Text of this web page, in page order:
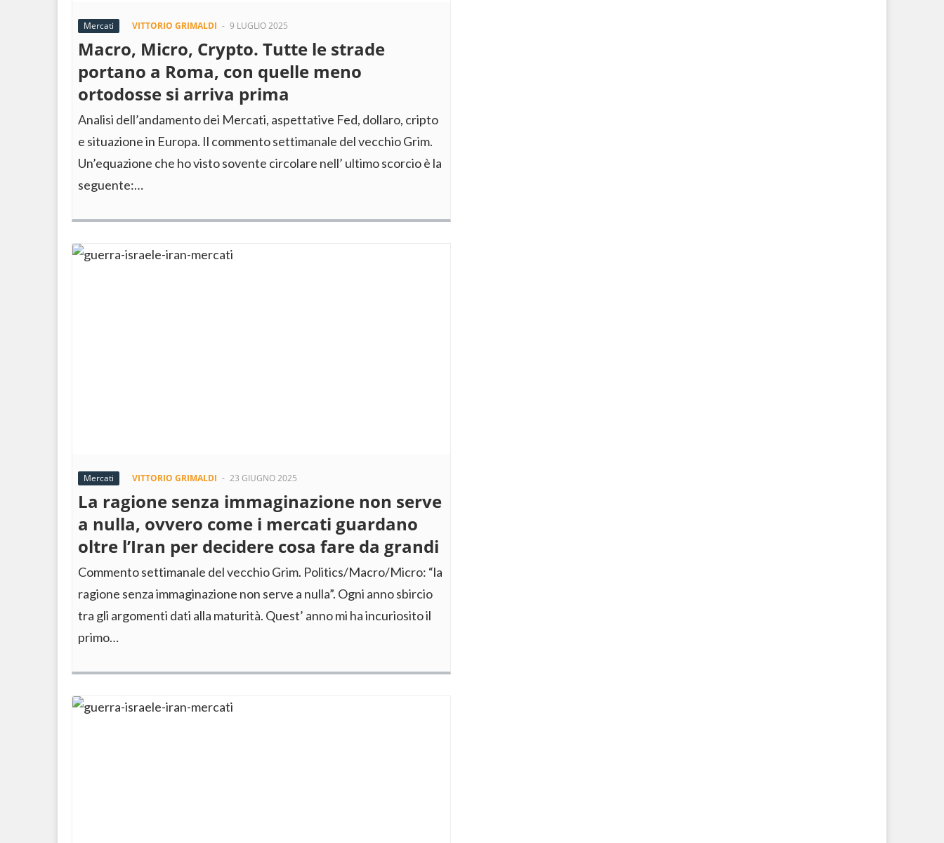
Mercati VITTORIO GRIMALDI - 9 LUGLIO 2025
Macro, Micro, Crypto. Tutte le strade
portano a Roma, con quelle meno
ortodosse si arriva prima
Analisi dell’andamento dei Mercati, aspettative Fed, dollaro, cripto
e situazione in Europa. Il commento settimanale del vecchio Grim.
Un’equazione che ho visto sovente circolare nell’ ultimo scorcio è la
seguente:…
Mercati VITTORIO GRIMALDI - 23 GIUGNO 2025
La ragione senza immaginazione non serve
a nulla, ovvero come i mercati guardano
oltre l’Iran per decidere cosa fare da grandi
Commento settimanale del vecchio Grim. Politics/Macro/Micro: “la
ragione senza immaginazione non serve a nulla”. Ogni anno sbircio
tra gli argomenti dati alla maturità. Quest’ anno mi ha incuriosito il
primo…